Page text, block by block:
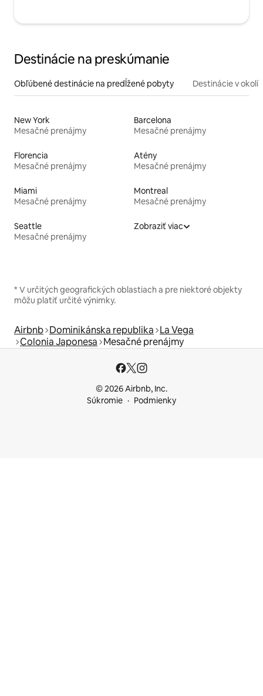
Destinácie na preskúmanie
Obľúbené destinácie na predĺžené pobyty Destinácie v okolí
New York
Mesačné prenájmy
Barcelona
Mesačné prenájmy
Florencia
Mesačné prenájmy
Atény
Mesačné prenájmy
Miami
Mesačné prenájmy
Montreal
Mesačné prenájmy
Seattle
Mesačné prenájmy
Zobraziť viac
* V určitých geografických oblastiach a pre niektoré objekty
môžu platiť určité výnimky.
Airbnb Dominikánska republika La Vega
Colonia Japonesa Mesačné prenájmy
© 2026 Airbnb, Inc.
Súkromie
Podmienky